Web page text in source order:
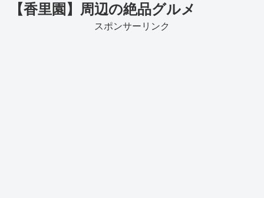
【香里園】周辺の絶品グルメ
スポンサーリンク